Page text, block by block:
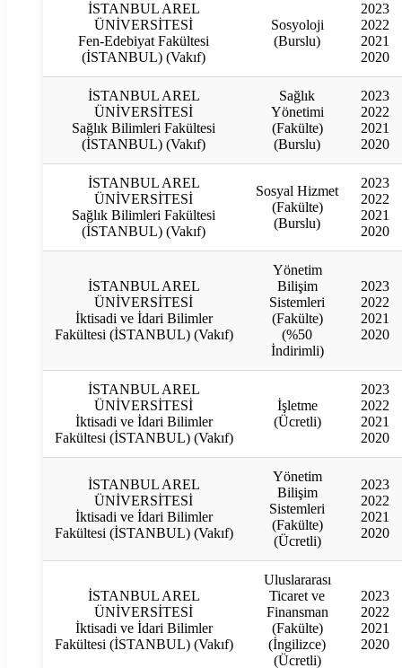
İSTANBUL AREL
ÜNİVERSİTESİ
Fen-Edebiyat Fakültesi
(İSTANBUL) (Vakıf)
Sosyoloji
(Burslu)
2023
2022
2021
2020
İSTANBUL AREL
ÜNİVERSİTESİ
Sağlık Bilimleri Fakültesi
(İSTANBUL) (Vakıf)
Sağlık
Yönetimi
(Fakülte)
(Burslu)
2023
2022
2021
2020
İSTANBUL AREL
ÜNİVERSİTESİ
Sağlık Bilimleri Fakültesi
(İSTANBUL) (Vakıf)
Sosyal Hizmet
(Fakülte)
(Burslu)
2023
2022
2021
2020
İSTANBUL AREL
ÜNİVERSİTESİ
İktisadi ve İdari Bilimler
Fakültesi (İSTANBUL) (Vakıf)
Yönetim
Bilişim
Sistemleri
(Fakülte)
(%50
İndirimli)
2023
2022
2021
2020
İSTANBUL AREL
ÜNİVERSİTESİ
İktisadi ve İdari Bilimler
Fakültesi (İSTANBUL) (Vakıf)
İşletme
(Ücretli)
2023
2022
2021
2020
İSTANBUL AREL
ÜNİVERSİTESİ
İktisadi ve İdari Bilimler
Fakültesi (İSTANBUL) (Vakıf)
Yönetim
Bilişim
Sistemleri
(Fakülte)
(Ücretli)
2023
2022
2021
2020
İSTANBUL AREL
ÜNİVERSİTESİ
İktisadi ve İdari Bilimler
Fakültesi (İSTANBUL) (Vakıf)
Uluslararası
Ticaret ve
Finansman
(Fakülte)
(İngilizce)
(Ücretli)
2023
2022
2021
2020